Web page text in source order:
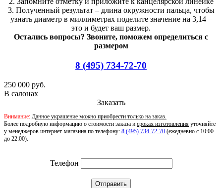
3. Полученный результат – длина окружности пальца, чтобы
узнать диаметр в миллиметрах поделите значение на 3,14 –
это и будет ваш размер.
Остались вопросы? Звоните, поможем определиться с
размером
8 (495) 734-72-70
250 000 руб.
В салонах
Заказать
Внимание: Данное украшение можно приобрести только на заказ.
Более подробную информацию о стоимости заказа и сроках изготовления уточняйте
у менеджеров интернет-магазина по телефону: 8 (495) 734-72-70 (ежедневно с 10:00
до 22:00).
Телефон
Отправить